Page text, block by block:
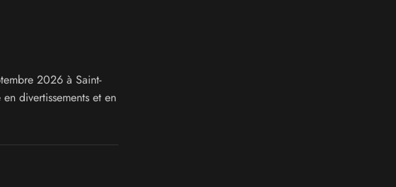
2026 à Saint-
divertissements et en